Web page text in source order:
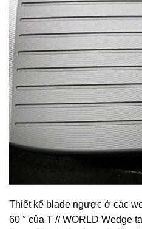
Thiết kế blade ngược ở các
60 ° của T // WORLD Wedge